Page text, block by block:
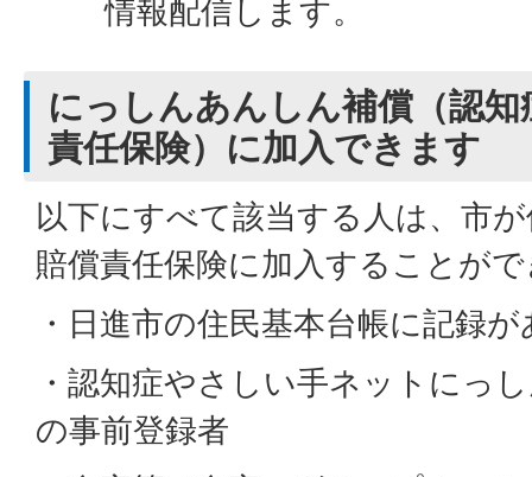
情報配信します。
にっしんあんしん補償（認
責任保険）に加入できます
以下にすべて該当する人は、市
賠償責任保険に加入することが
・日進市の住民基本台帳に記録
・認知症やさしい手ネットにっ
の事前登録者